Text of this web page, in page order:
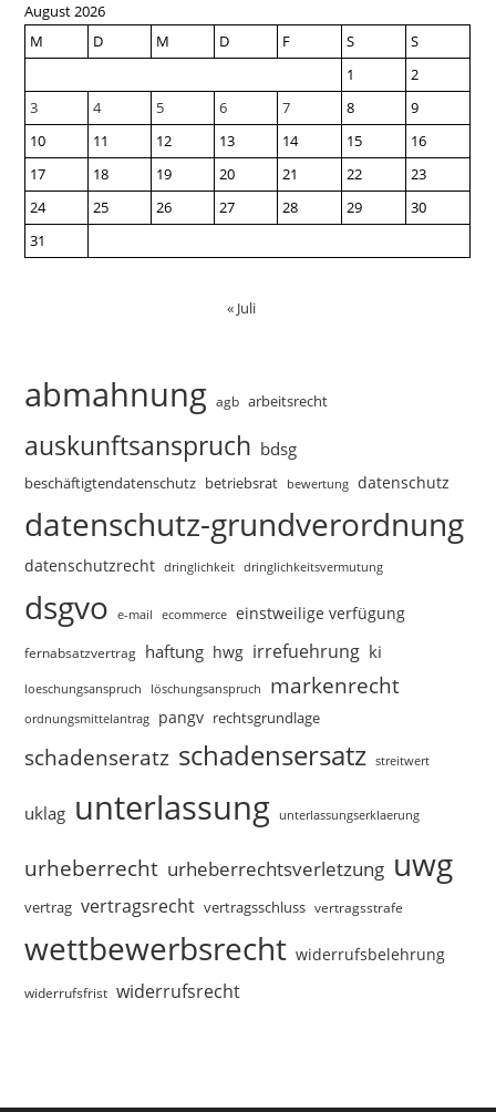
August 2026
M
D M D F S
S
1
2
3
4 5 6 7 8
9
10
11 12 13 14 15
16
17
18 19 20 21 22
23
24
25 26 27 28 29
30
31
« Juli
abmahnung agb arbeitsrecht
auskunftsanspruch bdsg
beschäftigtendatenschutz betriebsrat bewertung datenschutz
datenschutz-grundverordnung
datenschutzrecht dringlichkeit dringlichkeitsvermutung
dsgvo e-mail ecommerce einstweilige verfügung
fernabsatzvertrag haftung hwg irrefuehrung ki
loeschungsanspruch löschungsanspruch markenrecht
ordnungsmittelantrag pangv rechtsgrundlage
schadenseratz schadensersatz streitwert
uklag unterlassung unterlassungserklaerung
urheberrecht urheberrechtsverletzung uwg
vertrag vertragsrecht vertragsschluss vertragsstrafe
wettbewerbsrecht widerrufsbelehrung
widerrufsfrist widerrufsrecht